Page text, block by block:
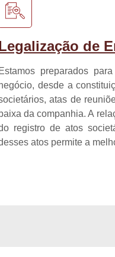
de
Estamos preparados
desde a
atas de
baixa da companhia. A
registro de atos
atos permite a